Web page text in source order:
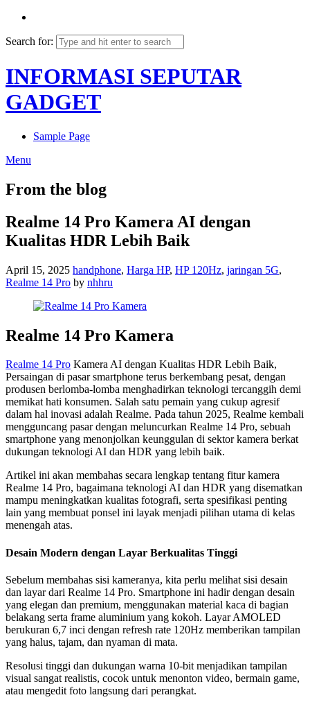
Search for:
INFORMASI SEPUTAR
GADGET
Sample Page
Menu
From the blog
Realme 14 Pro Kamera AI dengan
Kualitas HDR Lebih Baik
April 15, 2025 handphone, Harga HP, HP 120Hz, jaringan 5G,
Realme 14 Pro by nhhru
Realme 14 Pro Kamera
Realme 14 Pro Kamera AI dengan Kualitas HDR Lebih Baik,
Persaingan di pasar smartphone terus berkembang pesat, dengan
produsen berlomba-lomba menghadirkan teknologi tercanggih demi
memikat hati konsumen. Salah satu pemain yang cukup agresif
dalam hal inovasi adalah Realme. Pada tahun 2025, Realme kembali
mengguncang pasar dengan meluncurkan Realme 14 Pro, sebuah
smartphone yang menonjolkan keunggulan di sektor kamera berkat
dukungan teknologi AI dan HDR yang lebih baik.
Artikel ini akan membahas secara lengkap tentang fitur kamera
Realme 14 Pro, bagaimana teknologi AI dan HDR yang disematkan
mampu meningkatkan kualitas fotografi, serta spesifikasi penting
lain yang membuat ponsel ini layak menjadi pilihan utama di kelas
menengah atas.
Desain Modern dengan Layar Berkualitas Tinggi
Sebelum membahas sisi kameranya, kita perlu melihat sisi desain
dan layar dari Realme 14 Pro. Smartphone ini hadir dengan desain
yang elegan dan premium, menggunakan material kaca di bagian
belakang serta frame aluminium yang kokoh. Layar AMOLED
berukuran 6,7 inci dengan refresh rate 120Hz memberikan tampilan
yang halus, tajam, dan nyaman di mata.
Resolusi tinggi dan dukungan warna 10-bit menjadikan tampilan
visual sangat realistis, cocok untuk menonton video, bermain game,
atau mengedit foto langsung dari perangkat.